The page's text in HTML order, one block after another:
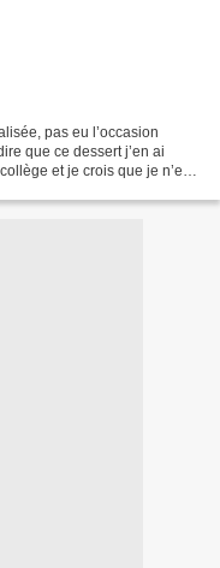
pas eu l’occasion
que ce dessert j’en ai
et je crois que je n’en